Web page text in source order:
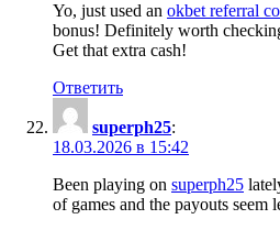
Yo, just used an okbet referral
bonus! Definitely worth
Get that extra cash!
Ответить
superph25:
18.03.2026 в 15:42
Been playing on superph25
of games and the payouts seem